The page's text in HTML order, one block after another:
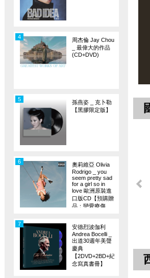
周杰倫 Jay Chou
_ 最偉大的作品
(CD+DVD)
4
孫燕姿 _ 克卜勒
【黑膠限定版】
5
奧莉維亞 Olivia
Rodrigo _ you
seem pretty sad
for a girl so in
love 歐洲原裝進
口版CD【預購贈
品：戀愛療傷
6
安德烈波伽利
Andrea Bocelli _
出道30週年美聲
慶典
【2DVD+2BD+紀
念寫真書冊】
7